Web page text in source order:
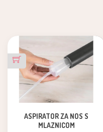
ASPIRATOR ZA NOS S
MLAZNICOM